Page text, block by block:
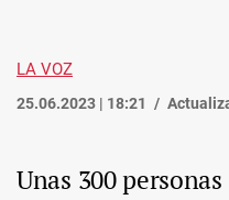
LA VOZ
25.06.2023 | 18:21
Unas 300